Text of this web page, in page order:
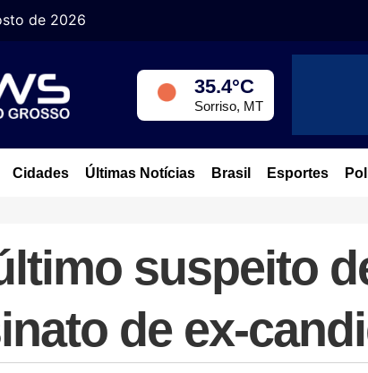
de 2026
35.4°C
Sorriso, MT
Cidades Últimas Notícias Brasil Esportes
suspeito
de ex-